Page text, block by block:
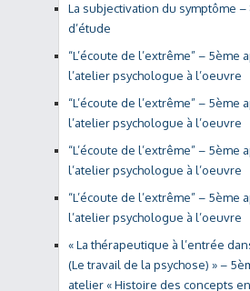
La subjectivation du symptôme
d’étude
“L’écoute de l’extrême” – 5ème
l’atelier psychologue à l’oeuvre
“L’écoute de l’extrême” – 5ème
l’atelier psychologue à l’oeuvre
“L’écoute de l’extrême” – 5ème
l’atelier psychologue à l’oeuvre
“L’écoute de l’extrême” – 5ème
l’atelier psychologue à l’oeuvre
« La thérapeutique à l’entrée
(Le travail de la psychose) » –
atelier « Histoire des concepts